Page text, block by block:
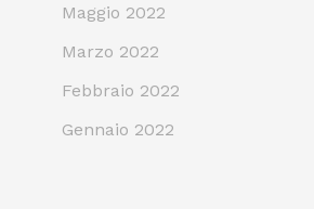
Maggio 2022
Marzo 2022
Febbraio 2022
Gennaio 2022